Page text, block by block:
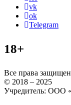
vk
ok
Telegram
18+
Все права
© 2018 – 2025
Учредитель: ООО